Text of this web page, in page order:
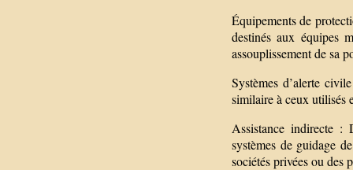
Équipements de
destinés aux équipes
assouplissement de sa
Systèmes d’alerte
similaire à ceux utilisés
Assistance indirecte :
systèmes de guidage
sociétés privées ou des